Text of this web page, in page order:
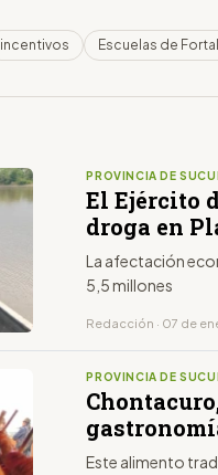
incentivos Escuelas de
PROVINCIA DE
El Ejército
droga en
La afectación
5,5 millones
Redacción · 07 de
PROVINCIA DE
Este alimento